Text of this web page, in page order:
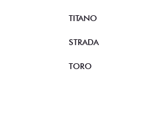
TITANO
STRADA
TORO